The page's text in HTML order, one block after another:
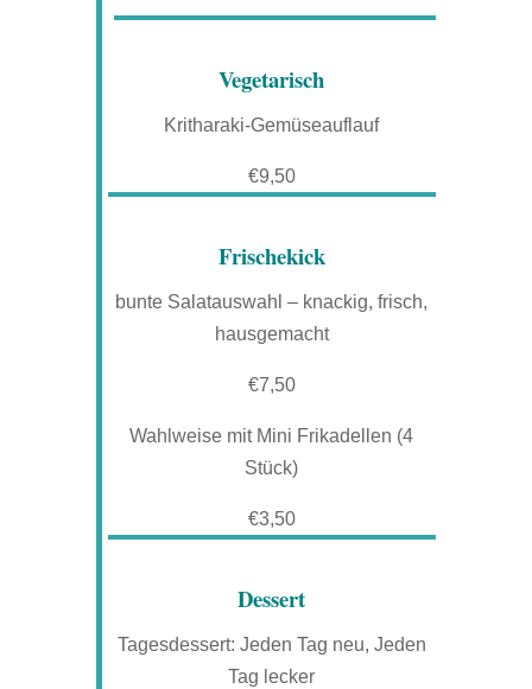
Vegetarisch
Kritharaki-Gemüseauflauf
€9,50
Frischekick
bunte Salatauswahl – knackig, frisch,
hausgemacht
€7,50
Wahlweise mit Mini Frikadellen (4
Stück)
€3,50
Dessert
Tagesdessert: Jeden Tag neu, Jeden
Tag lecker